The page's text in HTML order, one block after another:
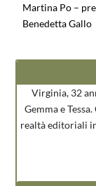
Martina Po –
Benedetta Gallo
Virginia, 32
Gemma e
realtà editoriali